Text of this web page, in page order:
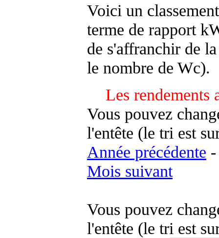
Voici un
terme de rapport
de s'affranchir de
le nombre de Wc).
Les rendements
Vous pouvez
l'entête (le tri est
Année précédente -
Mois suivant
Vous pouvez
l'entête (le tri est